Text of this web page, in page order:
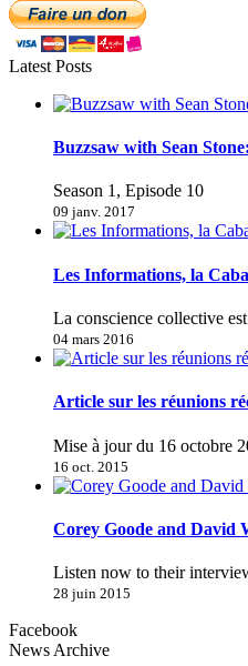
Latest Posts
Buzzsaw with Sean
Season 1, Episode 10
09 janv. 2017
Les Informations, la
La conscience collective
04 mars 2016
Article sur les réunions
Mise à jour du 16 octobre
16 oct. 2015
Corey Goode and David
Listen now to their
28 juin 2015
Facebook
News Archive